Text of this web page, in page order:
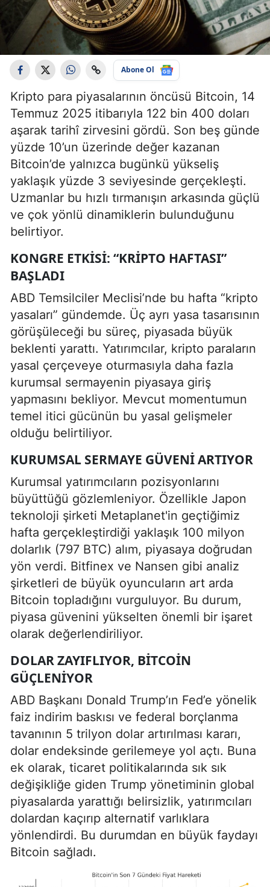
Abone Ol
Kripto para piyasalarının öncüsü Bitcoin, 14
Temmuz 2025 itibarıyla 122 bin 400 doları
aşarak tarihî zirvesini gördü. Son beş günde
yüzde 10’un üzerinde değer kazanan
Bitcoin’de yalnızca bugünkü yükseliş
yaklaşık yüzde 3 seviyesinde gerçekleşti.
Uzmanlar bu hızlı tırmanışın arkasında güçlü
ve çok yönlü dinamiklerin bulunduğunu
belirtiyor.
KONGRE ETKISI: “KRIPTO HAFTASI”
BAŞLADI
ABD Temsilciler Meclisi’nde bu hafta “kripto
yasaları” gündemde. Üç ayrı yasa tasarısının
görüşüleceği bu süreç, piyasada büyük
beklenti yarattı. Yatırımcılar, kripto paraların
yasal çerçeveye oturmasıyla daha fazla
kurumsal sermayenin piyasaya giriş
yapmasını bekliyor. Mevcut momentumun
temel itici gücünün bu yasal gelişmeler
olduğu belirtiliyor.
KURUMSAL SERMAYE GÜVENI ARTIYOR
Kurumsal yatırımcıların pozisyonlarını
büyüttüğü gözlemleniyor. Özellikle Japon
teknoloji şirketi Metaplanet'in geçtiğimiz
hafta gerçekleştirdiği yaklaşık 100 milyon
dolarlık (797 BTC) alım, piyasaya doğrudan
yön verdi. Bitfinex ve Nansen gibi analiz
şirketleri de büyük oyuncuların art arda
Bitcoin topladığını vurguluyor. Bu durum,
piyasa güvenini yükselten önemli bir işaret
olarak değerlendiriliyor.
DOLAR ZAYIFLIYOR, BITCOIN
GÜÇLENIYOR
ABD Başkanı Donald Trump’ın Fed’e yönelik
faiz indirim baskısı ve federal borçlanma
tavanının 5 trilyon dolar artırılması kararı,
dolar endeksinde gerilemeye yol açtı. Buna
ek olarak, ticaret politikalarında sık sık
değişikliğe giden Trump yönetiminin global
piyasalarda yarattığı belirsizlik, yatırımcıları
dolardan kaçırıp alternatif varlıklara
yönlendirdi. Bu durumdan en büyük faydayı
Bitcoin sağladı.